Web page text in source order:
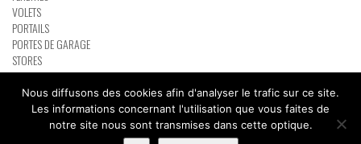
VOLETS
PORTAILS
PORTES DE GARAGE
STORES
PERGOLAS
RÉSEAU PARTENAIRE BATIMAN
CONTACT
Nous diffusons des cookies afin d'analyser le trafic sur ce site.
Les informations concernant l'utilisation que vous faites de
notre site nous sont transmises dans cette optique.